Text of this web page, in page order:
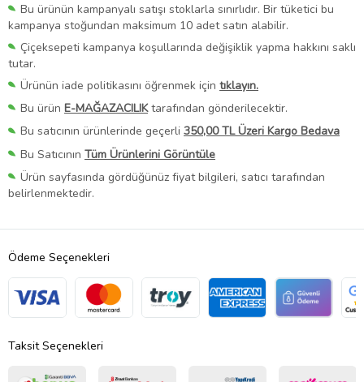
Bu ürünün kampanyalı satışı stoklarla sınırlıdır. Bir tüketici bu
kampanya stoğundan maksimum 10 adet satın alabilir.
Çiçeksepeti kampanya koşullarında değişiklik yapma hakkını saklı
tutar.
Ürünün iade politikasını öğrenmek için tıklayın.
Bu ürün E-MAĞAZACILIKtarafından gönderilecektir.
Bu satıcının ürünlerinde geçerli 350,00 TL Üzeri Kargo Bedava
Bu Satıcının Tüm Ürünlerini Görüntüle
Ürün sayfasında gördüğünüz fiyat bilgileri, satıcı tarafından
belirlenmektedir.
Ödeme Seçenekleri
Taksit Seçenekleri